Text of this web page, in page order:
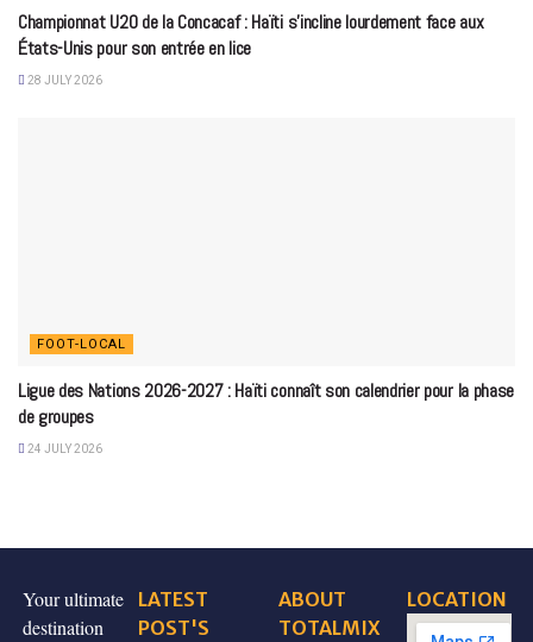
Championnat U20 de la Concacaf : Haïti s’incline lourdement face aux
États-Unis pour son entrée en lice
28 JULY 2026
FOOT-LOCAL
Ligue des Nations 2026-2027 : Haïti connaît son calendrier pour la phase
de groupes
24 JULY 2026
Your ultimate
destination
LATEST
POST'S
ABOUT
TOTALMIX
LOCATION